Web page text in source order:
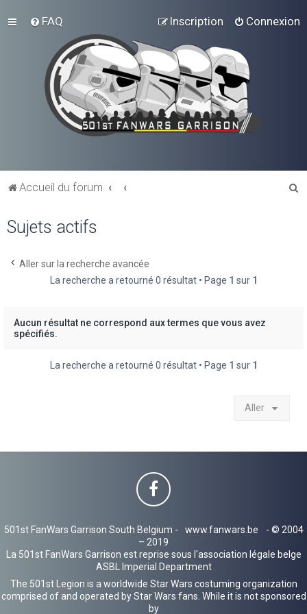
FAQ Connexion
Inscription
Accueil du forum
Sujets actifs
Aller sur la recherche avancée
La recherche a retourné 0 résultat • Page 1 sur 1
Aucun résultat ne correspond aux termes que vous avez
spécifiés.
La recherche a retourné 0 résultat • Page 1 sur 1
Aller
501st FanWars Garrison South Belgium - www.fanwars.be
- © 2004
– 2019
La 501st FanWars Garrison est reprise sous l'association légale belge
ASBL Imperial Department
The 501st Legion is a worldwide Star Wars costuming organization
comprised of and operated by Star Wars fans. While it is not sponsored
by